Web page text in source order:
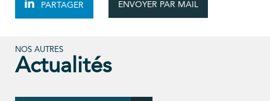
PARTAGER ENVOYER PAR MAIL
NOS AUTRES
Actualités